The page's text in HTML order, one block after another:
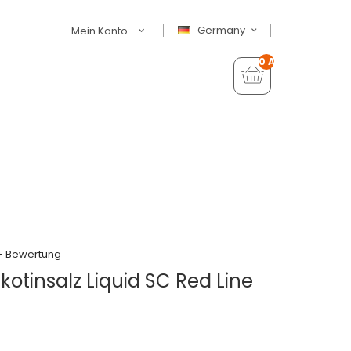
Germany
Mein Konto
0 Artikel - €0,00
Bewertung
Liquid SC Red Line